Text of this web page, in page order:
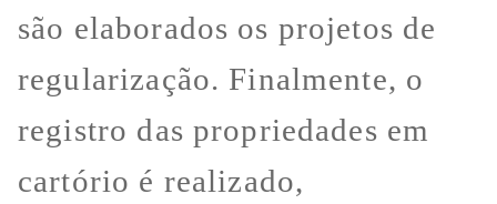
são elaborados os projetos de
regularização. Finalmente, o
registro das propriedades em
cartório é realizado,